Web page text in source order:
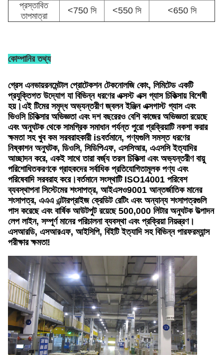
প্রস্তাবিত
তাপমাত্রা
<750 সি <550 সি <650 সি
কোম্পানির তথ্য
গ্রেস এনভায়রনমেন্টাল প্রোটেকশন টেকনোলজি কোং, লিমিটেড একটি
প্রযুক্তিগত উদ্যোগ যা বিভিন্ন ধরণের এক্সস্ট এক্স গ্যাস চিকিত্সায় বিশেষী
হয়।এই টিমের সমৃদ্ধ অভ্যন্তরীণ জ্বলন ইঞ্জিন এক্সগাস্ট গ্যাস এবং
ভিওসি চিকিত্সার অভিজ্ঞতা এবং দশ বছরেরও বেশি কাজের অভিজ্ঞতা রয়েছে
এবং অনুঘটক থেকে সামগ্রিক সমাধান পর্যন্ত পুরো প্রক্রিয়াটি নকশা করার
ক্ষমতা সহ খুব কম সরবরাহকারী isবর্তমানে, পণ্যগুলি সমস্ত ধরণের
নিষ্কাশন অনুঘটক, ডিওসি, সিডিপিএফ, এসসিআর, এএসসি ইত্যাদির
আচ্ছাদন করে, একই সাথে তারা বর্জ্য তরল চিকিত্সা এবং অভ্যন্তরীণ বায়ু
পরিশোধিতকরণকে গ্রাহকদের সর্বাধিক প্রতিযোগিতামূলক পণ্য এবং
পরিষেবাদি সরবরাহ করে।বর্তমানে সংস্থাটি ISO14001 পরিবেশ
ব্যবস্থাপনা সিস্টেমের শংসাপত্র, আইএসও9001 আন্তর্জাতিক মানের
শংসাপত্র, এএএ এন্টারপ্রাইজ ক্রেডিট রেটিং এবং অন্যান্য শংসাপত্রগুলি
পাস করেছে এবং বার্ষিক আউটপুট রয়েছে 500,000 লিটার অনুঘটক উত্পাদন
লেপ লাইন, সম্পূর্ণ মানের পরিচালনা ব্যবস্থা এবং প্রক্রিয়া নিয়ন্ত্রণ।
এসআরডি, এসআরএফ, আইসিপি, বিইটি ইত্যাদি সহ বিভিন্ন পারফরম্যান্স
পরীক্ষার ক্ষমতা!